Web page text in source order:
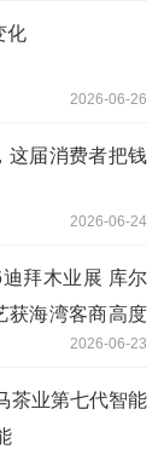
化
2026-06-26
这届消费者把钱
2026-06-24
拜木业展 库尔
获海湾客商高度
2026-06-23
茶业第七代智能